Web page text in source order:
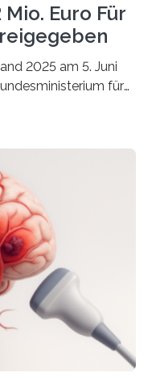
Euro Für
2025 am 5. Juni
für
in
freigegeben – unter
(ZIM) und
Auf dem
5. Juni 2025 in
für
Nachricht:
in